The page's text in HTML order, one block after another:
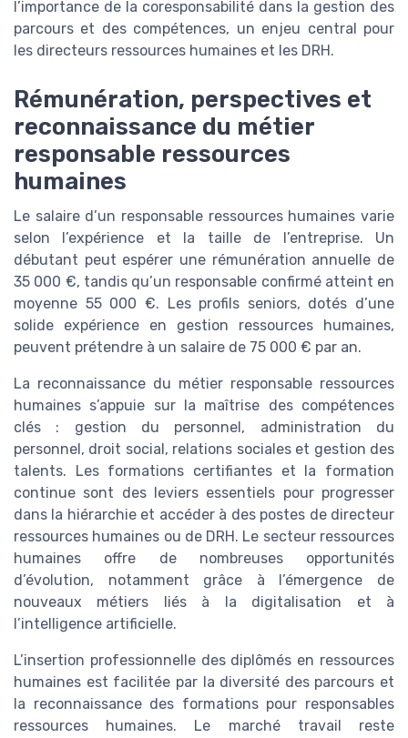
l’importance de la coresponsabilité dans la gestion des
parcours et des compétences, un enjeu central pour
les directeurs ressources humaines et les DRH.
Rémunération, perspectives et
reconnaissance du métier
responsable ressources
humaines
Le salaire d’un responsable ressources humaines varie
selon l’expérience et la taille de l’entreprise. Un
débutant peut espérer une rémunération annuelle de
35 000 €, tandis qu’un responsable confirmé atteint en
moyenne 55 000 €. Les profils seniors, dotés d’une
solide expérience en gestion ressources humaines,
peuvent prétendre à un salaire de 75 000 € par an.
La reconnaissance du métier responsable ressources
humaines s’appuie sur la maîtrise des compétences
clés : gestion du personnel, administration du
personnel, droit social, relations sociales et gestion des
talents. Les formations certifiantes et la formation
continue sont des leviers essentiels pour progresser
dans la hiérarchie et accéder à des postes de directeur
ressources humaines ou de DRH. Le secteur ressources
humaines offre de nombreuses opportunités
d’évolution, notamment grâce à l’émergence de
nouveaux métiers liés à la digitalisation et à
l’intelligence artificielle.
L’insertion professionnelle des diplômés en ressources
humaines est facilitée par la diversité des parcours et
la reconnaissance des formations pour responsables
ressources humaines. Le marché travail reste